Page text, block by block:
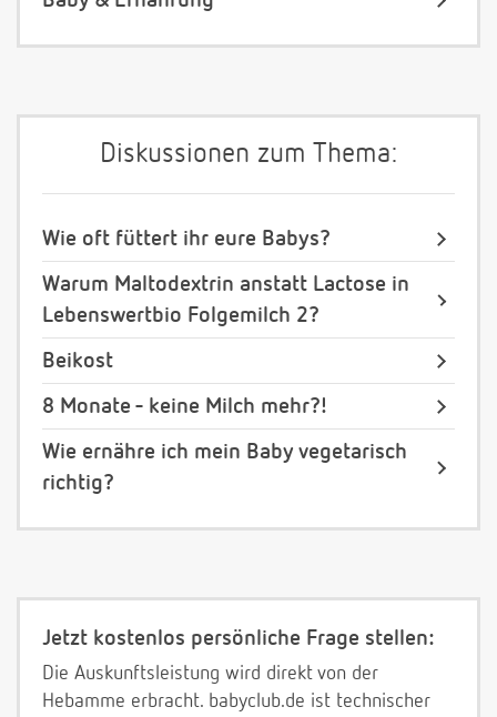
Diskussionen zum Thema:
Wie oft füttert ihr eure Babys?
Warum Maltodextrin anstatt Lactose in
Lebenswertbio Folgemilch 2?
Beikost
8 Monate - keine Milch mehr?!
Wie ernähre ich mein Baby vegetarisch
richtig?
Jetzt kostenlos persönliche Frage stellen:
Die Auskunftsleistung wird direkt von der
Hebamme erbracht. babyclub.de ist technischer